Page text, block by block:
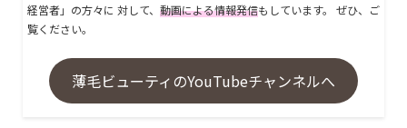
経営者」の方々に 対して、 動画による情報発信もしています。 ぜひ、ご
覧ください。
薄毛ビューティのYouTubeチャンネルへ